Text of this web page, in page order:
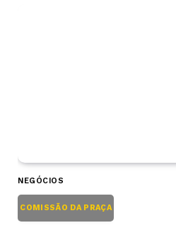
NEGÓCIOS
COMISSÃO DA PRAÇA